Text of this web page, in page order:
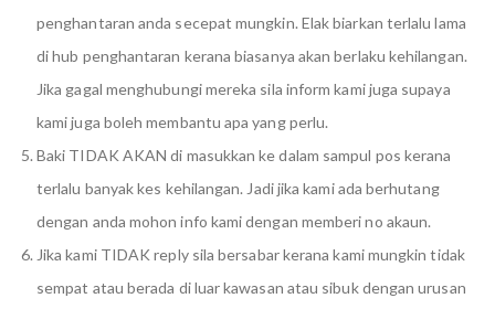
penghantaran anda secepat mungkin. Elak biarkan terlalu lama
di hub penghantaran kerana biasanya akan berlaku kehilangan.
Jika gagal menghubungi mereka sila inform kami juga supaya
kami juga boleh membantu apa yang perlu.
Baki TIDAK AKAN di masukkan ke dalam sampul pos kerana
terlalu banyak kes kehilangan. Jadi jika kami ada berhutang
dengan anda mohon info kami dengan memberi no akaun.
Jika kami TIDAK reply sila bersabar kerana kami mungkin tidak
sempat atau berada di luar kawasan atau sibuk dengan urusan